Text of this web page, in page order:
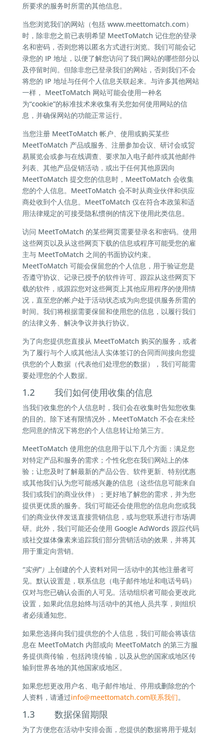
所要求的服务时所需的其他信息。
当您浏览我们的网站（包括 www.meettomatch.com）
时，除非您之前已表明希望 MeetToMatch 记住您的登录
名和密码，否则您将以匿名方式进行浏览。我们可能会记
录您的 IP 地址，以便了解您访问了我们网站的哪些部分以
及停留时间。但除非您已登录我们的网站，否则我们不会
将您的 IP 地址与任何个人信息关联起来。与许多其他网站
一样， MeetToMatch 网站可能会使用一种名
为“cookie”的标准技术来收集有关您如何使用网站的信
息，并确保网站的功能正常运行。
当您注册 MeetToMatch 帐户、使用或购买某些
MeetToMatch 产品或服务、注册参加会议、研讨会或贸
易展览会或参与在线调查、要求加入电子邮件或其他邮件
列表、其他产品促销活动，或出于任何其他原因向
MeetToMatch 提交您的信息时，MeetToMatch 会收集
您的个人信息。MeetToMatch 会不时从商业伙伴和供应
商处收到个人信息。MeetToMatch 仅在符合本政策和适
用法律规定的可接受隐私惯例的情况下使用此类信息。
访问 MeetToMatch 的某些网页需要登录名和密码。使用
这些网页以及从这些网页下载的信息或程序可能受您的雇
主与 MeetToMatch 之间的书面协议约束。
MeetToMatch 可能会保留您的个人信息，用于验证您是
否遵守协议、记录已授予的软件许可、跟踪从这些网页下
载的软件，或跟踪您对这些网页上其他应用程序的使用情
况，直至您的帐户处于活动状态或为向您提供服务所需的
时间。我们将根据需要保留和使用您的信息，以履行我们
的法律义务、解决争议并执行协议。
为了向您提供您直接从 MeetToMatch 购买的服务，或者
为了履行与个人或其他法人实体签订的合同而间接向您提
供您的个人数据（代表他们处理您的数据），我们可能需
要处理您的个人数据。
1.2 我们如何使用收集的信息
当我们收集您的个人信息时，我们会在收集时告知您收集
的目的。除下述有限情况外，MeetToMatch 不会在未经
您同意的情况下将您的个人信息转让给第三方。
MeetToMatch 使用您的信息用于以下几个方面：满足您
对特定产品和服务的需求；个性化您在我们网站上的体
验；让您及时了解最新的产品公告、软件更新、特别优惠
或其他我们认为您可能感兴趣的信息（这些信息可能来自
我们或我们的商业伙伴）；更好地了解您的需求，并为您
提供更优质的服务。我们可能还会使用您的信息向您或我
们的商业伙伴发送直接营销信息，或与您联系进行市场调
研。此外，我们可能还会使用 Google AdWords 跟踪代码
或社交媒体像素来追踪我们部分营销活动的效果，并将其
用于重定向营销。
“实例”） 上创建的个人资料对同一活动中的其他注册者可
见。默认设置是，联系信息（电子邮件地址和电话号码）
仅对与您已确认会面的人可见。活动组织者可能会更改此
设置，如果此信息始终与活动中的其他人员共享，则组织
者必须通知您。
如果您选择向我们提供您的个人信息，我们可能会将该信
息在 MeetToMatch 内部或向 MeetToMatch 的第三方服
务提供商传输，包括跨境传输，以及从您的国家或地区传
输到世界各地的其他国家或地区。
如果您想更改用户名、电子邮件地址、停用或删除您的个
人资料，请通过info@meettomatch.com联系我们。
1.3 数据保留期限
为了方便您在活动中安排会面，您提供的数据将用于规划